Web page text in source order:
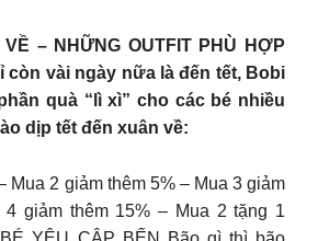
– NHỮNG OUTFIT PHÙ HỢP
còn vài ngày nữa là đến tết, Bobi
quà “lì xì” cho các bé nhiều
dịp tết đến xuân về:
Mua 2 giảm thêm 5% – Mua 3 giảm
4 giảm thêm 15% – Mua 2 tặng 1